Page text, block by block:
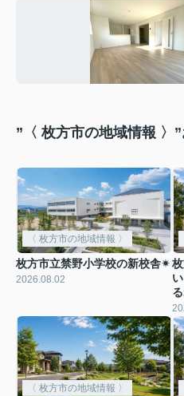
”〈 枚方市の地域情報 〉
〈 枚方市の地域情報 〉
枚方市立禁野小学校の新校舎✴︎
2026.08.02
〈 枚方市の地域情報 〉